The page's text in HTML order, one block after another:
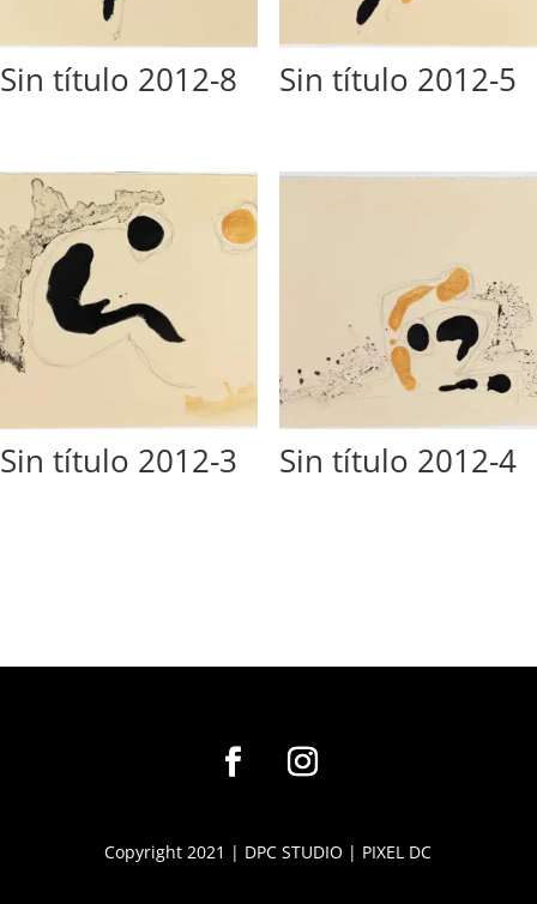
Sin título 2012-8 Sin título 2012-5
Sin título 2012-3 Sin título 2012-4
Copyright 2021 | DPC STUDIO | PIXEL DC